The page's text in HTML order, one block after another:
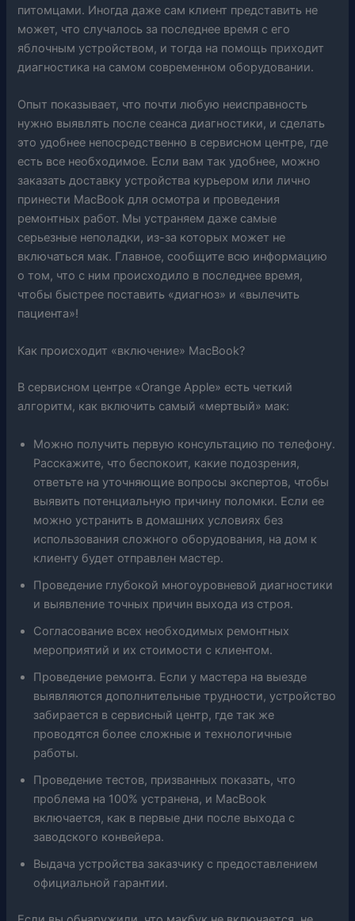
питомцами. Иногда даже сам клиент представить не
может, что случалось за последнее время с его
яблочным устройством, и тогда на помощь приходит
диагностика на самом современном оборудовании.
Опыт показывает, что почти любую неисправность
нужно выявлять после сеанса диагностики, и сделать
это удобнее непосредственно в сервисном центре, где
есть все необходимое. Если вам так удобнее, можно
заказать доставку устройства курьером или лично
принести MacBook для осмотра и проведения
ремонтных работ. Мы устраняем даже самые
серьезные неполадки, из-за которых может не
включаться мак. Главное, сообщите всю информацию
о том, что с ним происходило в последнее время,
чтобы быстрее поставить «диагноз» и «вылечить
пациента»!
Как происходит «включение» MacBook?
В сервисном центре «Orange Apple» есть четкий
алгоритм, как включить самый «мертвый» мак:
Можно получить первую консультацию по телефону.
Расскажите, что беспокоит, какие подозрения,
ответьте на уточняющие вопросы экспертов, чтобы
выявить потенциальную причину поломки. Если ее
можно устранить в домашних условиях без
использования сложного оборудования, на дом к
клиенту будет отправлен мастер.
Проведение глубокой многоуровневой диагностики
и выявление точных причин выхода из строя.
Согласование всех необходимых ремонтных
мероприятий и их стоимости с клиентом.
Проведение ремонта. Если у мастера на выезде
выявляются дополнительные трудности, устройство
забирается в сервисный центр, где так же
проводятся более сложные и технологичные
работы.
Проведение тестов, призванных показать, что
проблема на 100% устранена, и MacBook
включается, как в первые дни после выхода с
заводского конвейера.
Выдача устройства заказчику с предоставлением
официальной гарантии.